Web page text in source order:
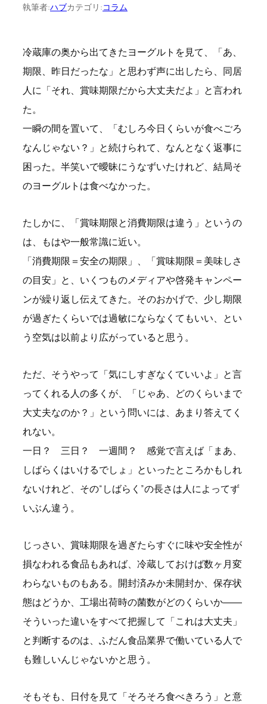
執筆者:ハブカテゴリ:コラム
冷蔵庫の奥から出てきたヨーグルトを見て、「あ、
期限、昨日だったな」と思わず声に出したら、同居
人に「それ、賞味期限だから大丈夫だよ」と言われ
た。
一瞬の間を置いて、「むしろ今日くらいが食べごろ
なんじゃない？」と続けられて、なんとなく返事に
困った。半笑いで曖昧にうなずいたけれど、結局そ
のヨーグルトは食べなかった。
たしかに、「賞味期限と消費期限は違う」というの
は、もはや一般常識に近い。
「消費期限＝安全の期限」、「賞味期限＝美味しさ
の目安」と、いくつものメディアや啓発キャンペー
ンが繰り返し伝えてきた。そのおかげで、少し期限
が過ぎたくらいでは過敏にならなくてもいい、とい
う空気は以前より広がっていると思う。
ただ、そうやって「気にしすぎなくていいよ」と言
ってくれる人の多くが、「じゃあ、どのくらいまで
大丈夫なのか？」という問いには、あまり答えてく
れない。
一日？ 三日？ 一週間？ 感覚で言えば「まあ、
しばらくはいけるでしょ」といったところかもしれ
ないけれど、その“しばらく”の長さは人によってず
いぶん違う。
じっさい、賞味期限を過ぎたらすぐに味や安全性が
損なわれる食品もあれば、冷蔵しておけば数ヶ月変
わらないものもある。開封済みか未開封か、保存状
態はどうか、工場出荷時の菌数がどのくらいか――
そういった違いをすべて把握して「これは大丈夫」
と判断するのは、ふだん食品業界で働いている人で
も難しいんじゃないかと思う。
そもそも、日付を見て「そろそろ食べきろう」と意